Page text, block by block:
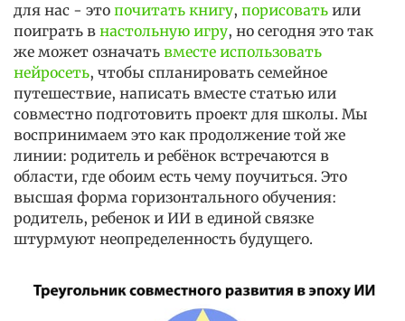
для нас - это почитать книгу, порисовать или
поиграть в настольную игру, но сегодня это так
же может означать вместе использовать
нейросеть, чтобы спланировать семейное
путешествие, написать вместе статью или
совместно подготовить проект для школы. Мы
воспринимаем это как продолжение той же
линии: родитель и ребёнок встречаются в
области, где обоим есть чему поучиться. Это
высшая форма горизонтального обучения:
родитель, ребенок и ИИ в единой связке
штурмуют неопределенность будущего.